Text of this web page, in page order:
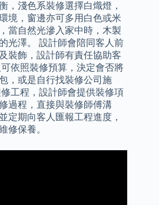
，淺色系裝修選擇白熾燈，
境，窗邊亦可多用白色或米
當自然光滲入家中時，木製
光澤。 設計師會陪同客人前
裝飾，設計師有責任協助客
依照裝修預算，決定會否將
，或是自行找裝修公司施
工程，設計師會提供裝修項
過程，直接與裝修師傅溝
定期向客人匯報工程進度，
修保養。